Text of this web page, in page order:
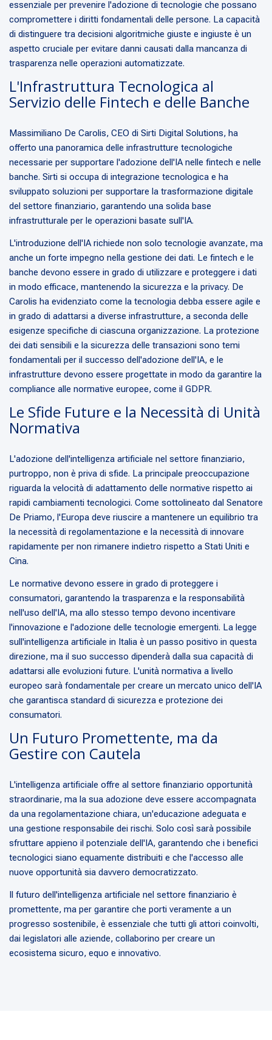
essenziale per prevenire l'adozione di tecnologie che possano
compromettere i diritti fondamentali delle persone. La capacità
di distinguere tra decisioni algoritmiche giuste e ingiuste è un
aspetto cruciale per evitare danni causati dalla mancanza di
trasparenza nelle operazioni automatizzate.
L'Infrastruttura Tecnologica al
Servizio delle Fintech e delle Banche
Massimiliano De Carolis, CEO di Sirti Digital Solutions, ha
offerto una panoramica delle infrastrutture tecnologiche
necessarie per supportare l'adozione dell'IA nelle fintech e nelle
banche. Sirti si occupa di integrazione tecnologica e ha
sviluppato soluzioni per supportare la trasformazione digitale
del settore finanziario, garantendo una solida base
infrastrutturale per le operazioni basate sull'IA.
L'introduzione dell'IA richiede non solo tecnologie avanzate, ma
anche un forte impegno nella gestione dei dati. Le fintech e le
banche devono essere in grado di utilizzare e proteggere i dati
in modo efficace, mantenendo la sicurezza e la privacy. De
Carolis ha evidenziato come la tecnologia debba essere agile e
in grado di adattarsi a diverse infrastrutture, a seconda delle
esigenze specifiche di ciascuna organizzazione. La protezione
dei dati sensibili e la sicurezza delle transazioni sono temi
fondamentali per il successo dell'adozione dell'IA, e le
infrastrutture devono essere progettate in modo da garantire la
compliance alle normative europee, come il GDPR.
Le Sfide Future e la Necessità di Unità
Normativa
L'adozione dell'intelligenza artificiale nel settore finanziario,
purtroppo, non è priva di sfide. La principale preoccupazione
riguarda la velocità di adattamento delle normative rispetto ai
rapidi cambiamenti tecnologici. Come sottolineato dal Senatore
De Priamo, l'Europa deve riuscire a mantenere un equilibrio tra
la necessità di regolamentazione e la necessità di innovare
rapidamente per non rimanere indietro rispetto a Stati Uniti e
Cina.
Le normative devono essere in grado di proteggere i
consumatori, garantendo la trasparenza e la responsabilità
nell'uso dell'IA, ma allo stesso tempo devono incentivare
l'innovazione e l'adozione delle tecnologie emergenti. La legge
sull'intelligenza artificiale in Italia è un passo positivo in questa
direzione, ma il suo successo dipenderà dalla sua capacità di
adattarsi alle evoluzioni future. L'unità normativa a livello
europeo sarà fondamentale per creare un mercato unico dell'IA
che garantisca standard di sicurezza e protezione dei
consumatori.
Un Futuro Promettente, ma da
Gestire con Cautela
L'intelligenza artificiale offre al settore finanziario opportunità
straordinarie, ma la sua adozione deve essere accompagnata
da una regolamentazione chiara, un'educazione adeguata e
una gestione responsabile dei rischi. Solo così sarà possibile
sfruttare appieno il potenziale dell'IA, garantendo che i benefici
tecnologici siano equamente distribuiti e che l'accesso alle
nuove opportunità sia davvero democratizzato.
Il futuro dell'intelligenza artificiale nel settore finanziario è
promettente, ma per garantire che porti veramente a un
progresso sostenibile, è essenziale che tutti gli attori coinvolti,
dai legislatori alle aziende, collaborino per creare un
ecosistema sicuro, equo e innovativo.